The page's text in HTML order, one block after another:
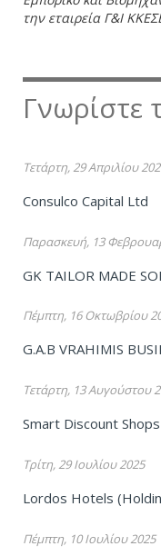
την εταιρεία Γ&Ι
Γνωρίστε
Τετάρτη, 29 Απριλίου
Consulco Capital Ltd
Παρασκευή, 13
GK TAILOR MADE
Πέμπτη, 16 Οκτωβρίου
G.A.B VRAHIMIS
Τετάρτη, 13 Αυγούστου
Smart Discount
Τρίτη, 29 Ιουλίου 2025
Lordos Hotels
Πέμπτη, 10 Ιουλίου 2025